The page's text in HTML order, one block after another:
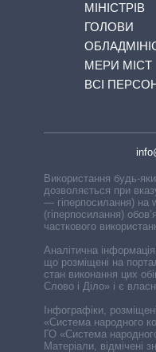
МІНІСТРІВ
ГОЛОВИ
МЕРИ МІСТ
ВСІ
Використання будь-
дозволяється при
— гіперпосилання) на
(гіперпосилання)
часткового
Аналітична інформація
що розміщені на
стан виконання цих
Слово і Діло» і є
Інфографіки,
«Система народного
ГО «Система
Матеріали, відмічені